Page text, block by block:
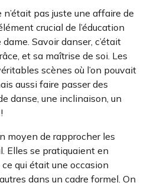
pas juste une affaire de
crucial de l’éducation
Savoir danser, c’était
et sa maîtrise de soi. Les
scènes où l’on pouvait
aussi faire passer des
danse, une inclinaison, un
moyen de rapprocher les
Elles se pratiquaient en
qui était une occasion
dans un cadre formel. On